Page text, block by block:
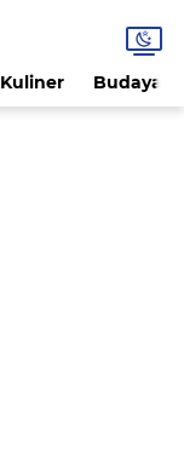
Kuliner Budaya